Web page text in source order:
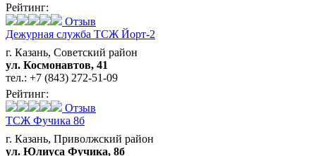
Рейтинг:
Отзыв
Дежурная служба ТСЖ Йорт-2
г. Казань, Советский район
ул. Космонавтов, 41
тел.: +7 (843) 272-51-09
Рейтинг:
Отзыв
ТСЖ Фучика 8б
г. Казань, Приволжский район
ул. Юлиуса Фучика, 8б